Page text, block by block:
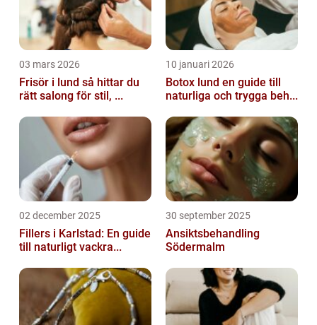
03 mars 2026
Frisör i lund så hittar du
rätt salong för stil, ...
10 januari 2026
Botox lund en guide till
naturliga och trygga beh...
02 december 2025
Fillers i Karlstad: En guide
till naturligt vackra...
30 september 2025
Ansiktsbehandling
Södermalm